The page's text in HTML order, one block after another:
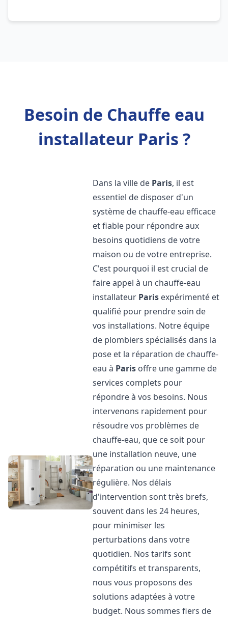
Besoin de Chauffe eau
installateur Paris ?
Dans la ville de Paris, il est
essentiel de disposer d'un
système de chauffe-eau efficace
et fiable pour répondre aux
besoins quotidiens de votre
maison ou de votre entreprise.
C'est pourquoi il est crucial de
faire appel à un chauffe-eau
installateur Paris expérimenté et
qualifié pour prendre soin de
vos installations. Notre équipe
de plombiers spécialisés dans la
pose et la réparation de chauffe-
eau à Paris offre une gamme de
services complets pour
répondre à vos besoins. Nous
intervenons rapidement pour
résoudre vos problèmes de
chauffe-eau, que ce soit pour
une installation neuve, une
réparation ou une maintenance
régulière. Nos délais
d'intervention sont très brefs,
souvent dans les 24 heures,
pour minimiser les
perturbations dans votre
quotidien. Nos tarifs sont
compétitifs et transparents,
nous vous proposons des
solutions adaptées à votre
budget. Nous sommes fiers de